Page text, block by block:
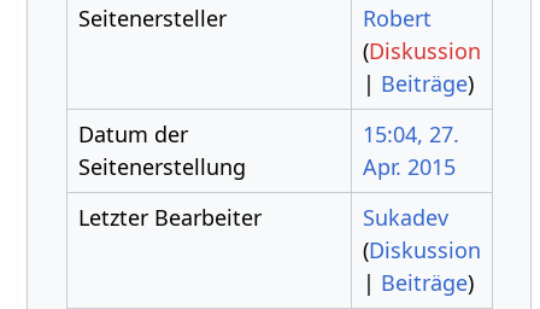
Seitenersteller
Robert
(Diskussion
| Beiträge)
Datum der
Seitenerstellung
15:04, 27.
Apr. 2015
Letzter Bearbeiter
Sukadev
(Diskussion
| Beiträge)